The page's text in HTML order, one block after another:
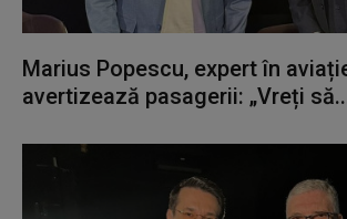
Marius Popescu, expert în
avertizează pasagerii: „Vreți